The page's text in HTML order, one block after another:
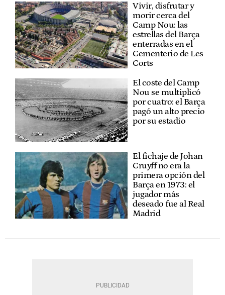
Vivir, disfrutar y
morir cerca del
Camp Nou: las
estrellas del Barça
enterradas en el
Cementerio de Les
Corts
El coste del Camp
Nou se multiplicó
por cuatro: el Barça
pagó un alto precio
por su estadio
El fichaje de Johan
Cruyff no era la
primera opción del
Barça en 1973: el
jugador más
deseado fue al Real
Madrid